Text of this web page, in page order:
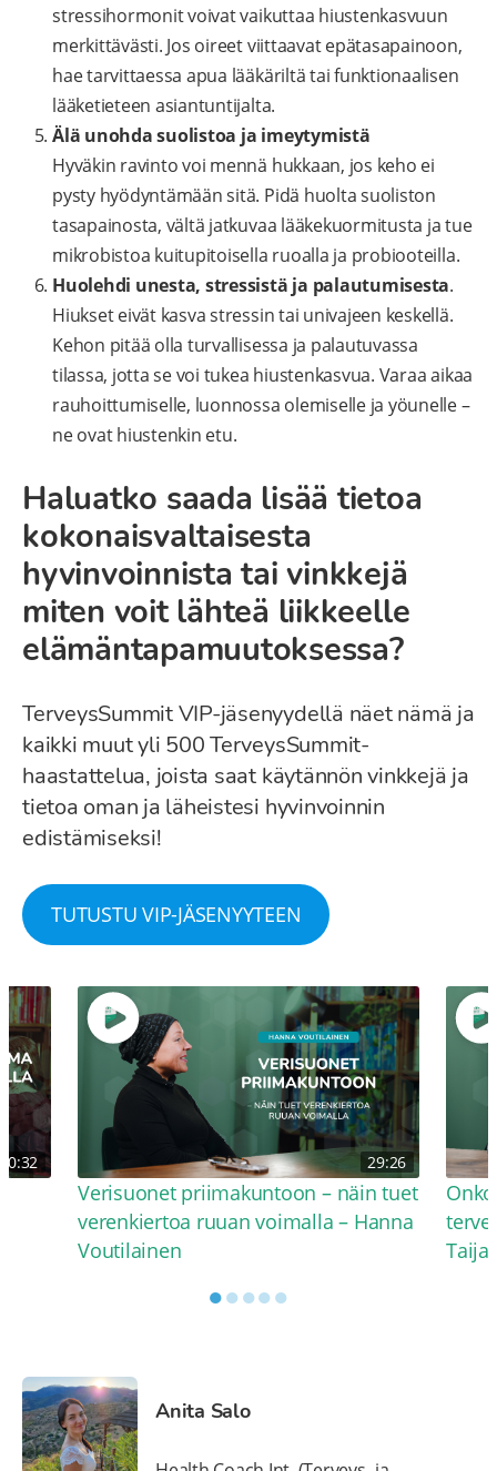
stressihormonit voivat vaikuttaa hiustenkasvuun
merkittävästi. Jos oireet viittaavat epätasapainoon,
hae tarvittaessa apua lääkäriltä tai funktionaalisen
lääketieteen asiantuntijalta.
Älä unohda suolistoa ja imeytymistä
Hyväkin ravinto voi mennä hukkaan, jos keho ei
pysty hyödyntämään sitä. Pidä huolta suoliston
tasapainosta, vältä jatkuvaa lääkekuormitusta ja tue
mikrobistoa kuitupitoisella ruoalla ja probiooteilla.
Huolehdi unesta, stressistä ja palautumisesta.
Hiukset eivät kasva stressin tai univajeen keskellä.
Kehon pitää olla turvallisessa ja palautuvassa
tilassa, jotta se voi tukea hiustenkasvua. Varaa aikaa
rauhoittumiselle, luonnossa olemiselle ja yöunelle –
ne ovat hiustenkin etu.
Haluatko saada lisää tietoa
kokonaisvaltaisesta
hyvinvoinnista tai vinkkejä
miten voit lähteä liikkeelle
elämäntapamuutoksessa?
TerveysSummit VIP-jäsenyydellä näet nämä ja
kaikki muut yli 500 TerveysSummit-
haastattelua, joista saat käytännön vinkkejä ja
tietoa oman ja läheistesi hyvinvoinnin
edistämiseksi!
TUTUSTU VIP-JÄSENYYTEEN
30:32 29:26
Verisuonet priimakuntoon – näin tuet
verenkiertoa ruuan voimalla – Hanna
Voutilainen
Taija
●●●●●
Anita Salo